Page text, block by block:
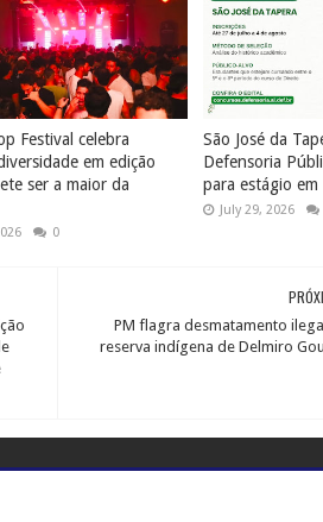
Festival celebra
em edição
ser a maior da
0
São José da
Defensoria
para estágio
July 29, 2026
PM flagra desmatamento
reserva indígena de Delmiro